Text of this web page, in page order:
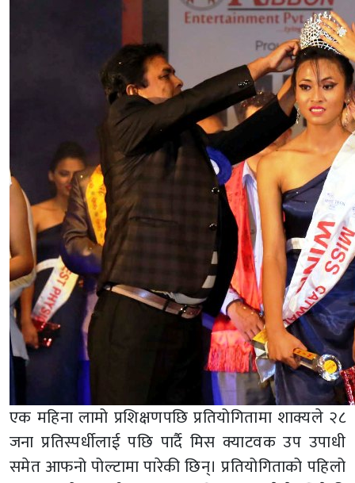
एक महिना लामो प्रशिक्षणपछि प्रतियोगितामा शाक्यले २८
जना प्रतिस्पर्धीलाई पछि पार्दै मिस क्याटवक उप उपाधी
समेत आफनो पोल्टामा पारेकी छिन्। प्रतियोगिताको पहिलो